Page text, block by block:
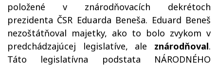
položené v znárodňovacích dekrétoch
prezidenta ČSR Eduarda Beneša. Eduard Beneš
nezoštátňoval majetky, ako to bolo zvykom v
predchádzajúcej legislatíve, ale znárodňoval.
Táto legislatívna podstata NÁRODNÉHO